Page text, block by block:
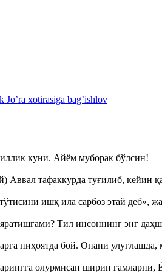
xotirasiga bag’ishlov
куни. Айём муборак
тафаккурда туғилиб, кейин
ишқ ила сарбоз этай деб»,
Тил инсоннинг энг
ниҳоятда бой. Онани
олурмисан ширин